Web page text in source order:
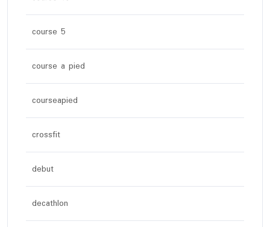
course 5
course a pied
courseapied
crossfit
debut
decathlon